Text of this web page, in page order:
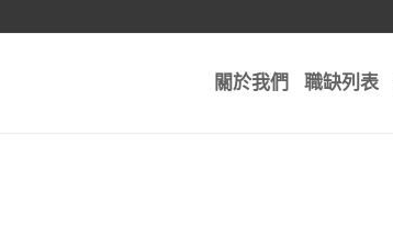
關於我們 職缺列表